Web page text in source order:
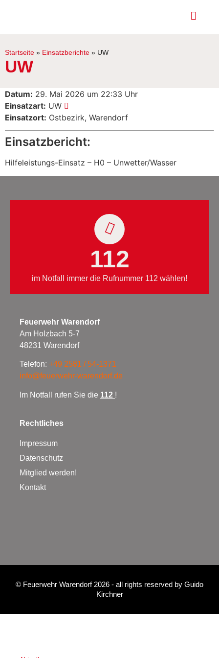
Startseite » Einsatzberichte » UW
UW
Datum: 29. Mai 2026 um 22:33 Uhr
Einsatzart: UW
Einsatzort: Ostbezirk, Warendorf
Einsatzbericht:
Hilfeleistungs-Einsatz – H0 – Unwetter/Wasser
112
im Notfall immer die Rufnummer 112 wählen!
Feuerwehr Warendorf
Am Holzbach 5-7
48231 Warendorf
Telefon: +49 2581 / 54-1371
info@feuerwehr-warendorf.de
Im Notfall rufen Sie die 112 !
Rechtliches
Impressum
Datenschutz
Mitglied werden!
Kontakt
© Feuerwehr Warendorf 2026 - all rights reserved by Guido
Kirchner